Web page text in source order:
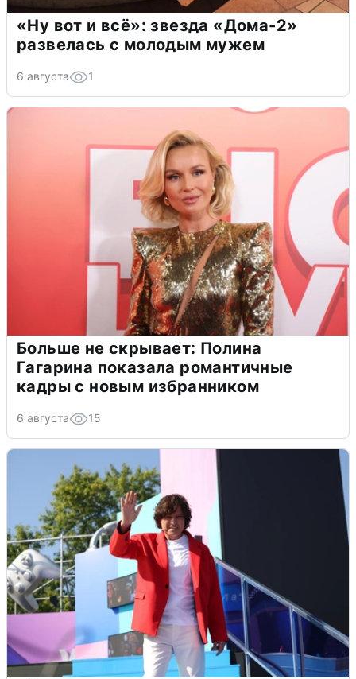
«Ну вот и всё»: звезда «Дома-2»
развелась с молодым мужем
6 августа 1
Больше не скрывает: Полина
Гагарина показала романтичные
кадры с новым избранником
6 августа 15